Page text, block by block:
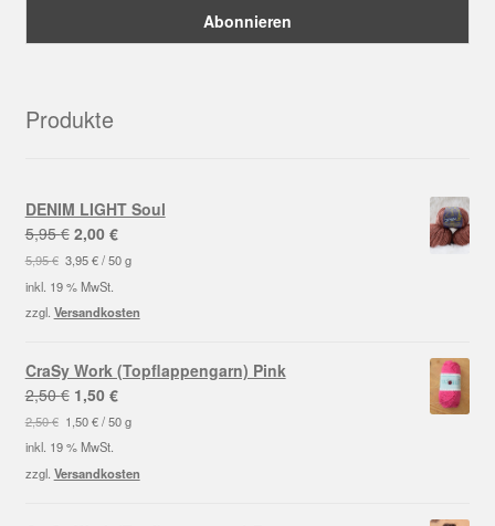
Produkte
DENIM LIGHT Soul
5,95€ Ursprünglicher
Preis
war:
5,95 €
2,00 €Aktueller
Preis
2,00 €.
5,95€ 3,95€/50 g
inkl. 19 % MwSt.
zzgl. Versandkosten
CraSy Work (Topflappengarn) Pink
2,50€ Ursprünglicher
Preis
war:
2,50 €
1,50 €Aktueller
Preis
1,50 €.
2,50€ 1,50€/50 g
inkl. 19 % MwSt.
zzgl. Versandkosten